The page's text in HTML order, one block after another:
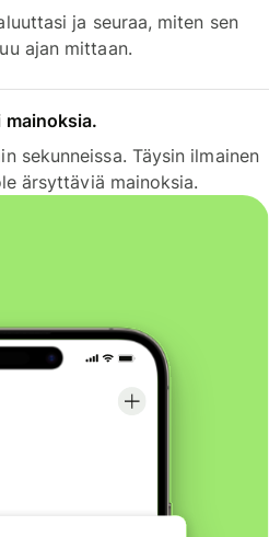
ja seuraa, miten sen
ajan mittaan.
mainoksia.
sekunneissa. Täysin ilmainen
ärsyttäviä mainoksia.